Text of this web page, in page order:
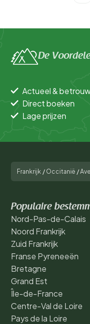
De
Actueel &
Direct boeken
Lage prijzen
Frankrijk / Occitanië /
Populaire
Nord-Pas-de-Calais
Noord Frankrijk
Zuid Frankrijk
Franse Pyreneeën
Bretagne
Grand Est
Île-de-France
Centre-Val de Loire
Pays de la Loire